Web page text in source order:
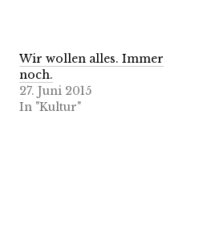
Wir wollen alles. Immer
noch.
27. Juni 2015
In "Kultur"